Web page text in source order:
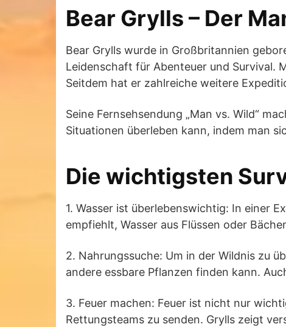
Bear Grylls – Der
Bear Grylls wurde in Großbritannien
Leidenschaft für Abenteuer und Survival.
Seitdem hat er zahlreiche weitere
Seine Fernsehsendung „Man vs. Wild“
Situationen überleben kann, indem man
Die wichtigsten
1. Wasser ist überlebenswichtig: In einer
empfiehlt, Wasser aus Flüssen oder
2. Nahrungssuche: Um in der Wildnis zu
andere essbare Pflanzen finden kann.
3. Feuer machen: Feuer ist nicht nur
Rettungsteams zu senden. Grylls zeigt